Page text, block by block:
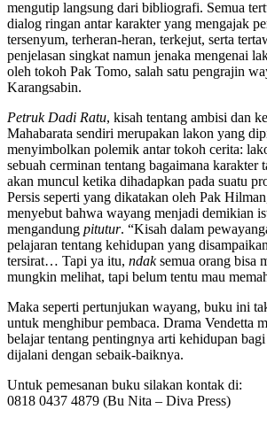
mengutip langsung dari bibliografi. Semua
dialog ringan antar karakter yang mengajak
tersenyum, terheran-heran, terkejut, serta
penjelasan singkat namun jenaka mengenai
oleh tokoh Pak Tomo, salah satu pengrajin
Karangsabin.
Petruk Dadi Ratu, kisah tentang ambisi dan
Mahabarata sendiri merupakan lakon yang
menyimbolkan polemik antar tokoh cerita:
sebuah cerminan tentang bagaimana karakter
akan muncul ketika dihadapkan pada suatu
Persis seperti yang dikatakan oleh Pak
menyebut bahwa wayang menjadi demikian
mengandung pitutur. “Kisah dalam
pelajaran tentang kehidupan yang
tersirat… Tapi ya itu, ndaksemua orang bisa
mungkin melihat, tapi belum tentu mau
Maka seperti pertunjukan wayang, buku ini
untuk menghibur pembaca. Drama Vendetta
belajar tentang pentingnya arti kehidupan
dijalani dengan sebaik-baiknya.
Untuk pemesanan buku silakan kontak di:
0818 0437 4879 (Bu Nita – Diva Press)